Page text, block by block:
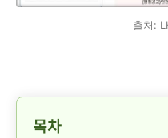
출처:
목차